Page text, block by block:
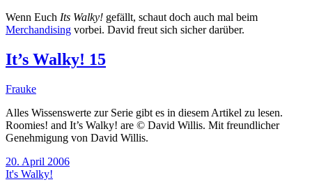
Wenn Euch Its Walky! gefällt, schaut doch auch mal beim
Merchandising vorbei. David freut sich sicher darüber.
It’s Walky! 15
Frauke
Alles Wissenswerte zur Serie gibt es in diesem Artikel zu lesen.
Roomies! and It’s Walky! are © David Willis. Mit freundlicher
Genehmigung von David Willis.
20. April 2006
It's Walky!